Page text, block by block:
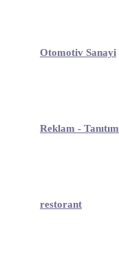
Otomotiv Sanayi
Reklam - Tanıtım
restorant